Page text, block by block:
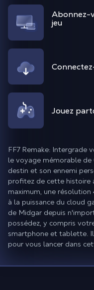
Abonnez-
jeu
Jouez
FF7 Remake: Intergrade
le voyage mémorable
destin et son ennemi
profitez de cette histoire
maximum, une
à la puissance du cloud
de Midgar depuis
possédez, y compris
smartphone et tablette.
pour vous lancer dans